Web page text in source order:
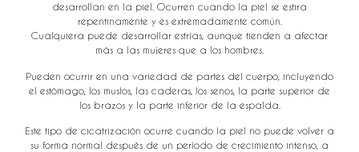
desarrollan en la piel. Ocurren cuando la piel se estira
repentinamente y es extremadamente común.
Cualquiera puede desarrollar estrías, aunque tienden a afectar
más a las mujeres que a los hombres.
Pueden ocurrir en una variedad de partes del cuerpo, incluyendo
el estómago, los muslos, las caderas, los senos, la parte superior de
los brazos y la parte inferior de la espalda.
Este tipo de cicatrización ocurre cuando la piel no puede volver a
su forma normal después de un período de crecimiento intenso, a